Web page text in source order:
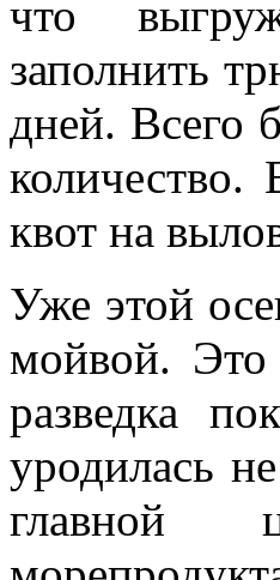
что
заполнить
дней. Всего
квот на
Уже этой
мойвой. Это
разведка
уродилась
главной